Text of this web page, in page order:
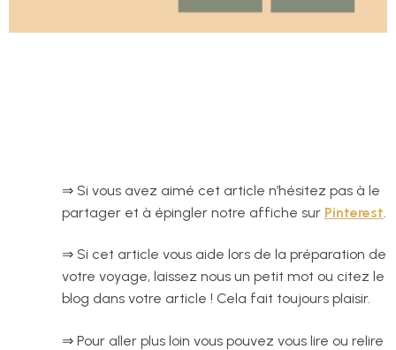
⇒ Si vous avez aimé cet article n’hésitez pas à le
partager et à épingler notre affiche sur Pinterest
⇒ Si cet article vous aide lors de la préparation de
votre voyage, laissez nous un petit mot ou citez le
blog dans votre article ! Cela fait toujours plaisir.
⇒ Pour aller plus loin vous pouvez vous lire ou relire